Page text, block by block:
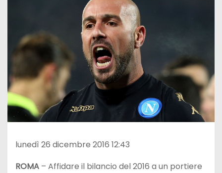
lunedì 26 dicembre 2016 12:43
ROMA – Affidare il bilancio del 2016 a un portiere